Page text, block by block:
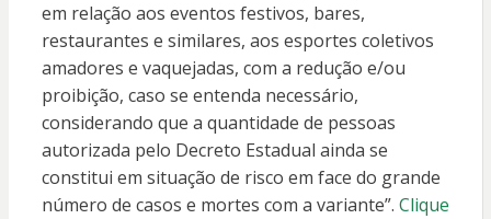
em relação aos eventos festivos, bares,
restaurantes e similares, aos esportes coletivos
amadores e vaquejadas, com a redução e/ou
proibição, caso se entenda necessário,
considerando que a quantidade de pessoas
autorizada pelo Decreto Estadual ainda se
constitui em situação de risco em face do grande
número de casos e mortes com a variante”. Clique